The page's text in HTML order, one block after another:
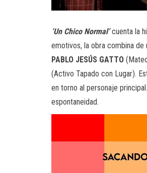
‘Un Chico Normal’cuenta la
emotivos, la obra combina de
PABLO JESÚS GATTO
(Activo Tapado con Lugar).
en torno al personaje
espontaneidad.